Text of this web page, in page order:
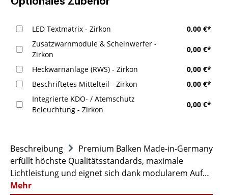
LED Textmatrix - Zirkon
0,00 €*
Zusatzwarnmodule & Scheinwerfer -
Zirkon
0,00 €*
Heckwarnanlage (RWS) - Zirkon
0,00 €*
Beschriftetes Mittelteil - Zirkon
0,00 €*
Integrierte KDO- / Atemschutz
Beleuchtung - Zirkon
0,00 €*
Beschreibung
Premium Balken Made-in-Germany
erfüllt höchste Qualitätsstandards, maximale
Lichtleistung und eignet sich dank modularem Auf…
Mehr